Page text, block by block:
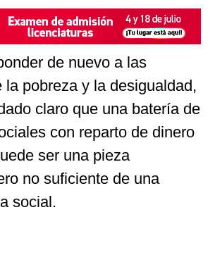
de nuevo a las
la pobreza y la desigualdad,
claro que una batería de
con reparto de dinero
ser una pieza
no suficiente de una
social.